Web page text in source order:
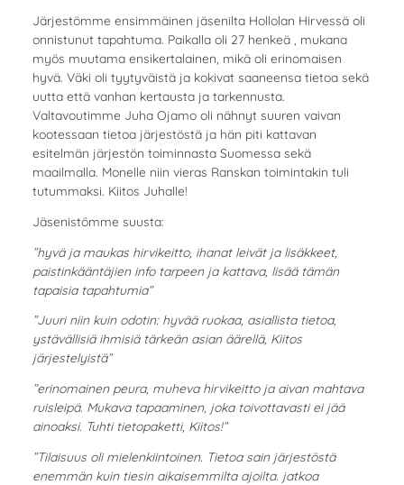
Järjestömme ensimmäinen jäsenilta Hollolan Hirvessä oli
onnistunut tapahtuma. Paikalla oli 27 henkeä , mukana
myös muutama ensikertalainen, mikä oli erinomaisen
hyvä. Väki oli tyytyväistä ja kokivat saaneensa tietoa sekä
uutta että vanhan kertausta ja tarkennusta.
Valtavoutimme Juha Ojamo oli nähnyt suuren vaivan
kootessaan tietoa järjestöstä ja hän piti kattavan
esitelmän järjestön toiminnasta Suomessa sekä
maailmalla. Monelle niin vieras Ranskan toimintakin tuli
tutummaksi. Kiitos Juhalle!
Jäsenistömme suusta:
”hyvä ja maukas hirvikeitto, ihanat leivät ja lisäkkeet,
paistinkääntäjien info tarpeen ja kattava, lisää tämän
tapaisia tapahtumia”
”Juuri niin kuin odotin: hyvää ruokaa, asiallista tietoa,
ystävällisiä ihmisiä tärkeän asian äärellä, Kiitos
järjestelyistä”
”erinomainen peura, muheva hirvikeitto ja aivan mahtava
ruisleipä. Mukava tapaaminen, joka toivottavasti ei jää
ainoaksi. Tuhti tietopaketti, Kiitos!”
”Tilaisuus oli mielenkiintoinen. Tietoa sain järjestöstä
enemmän kuin tiesin aikaisemmilta ajoilta. jatkoa